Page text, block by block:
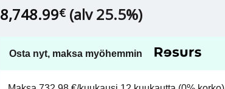
8,748.99€ (alv 25.5%)
Osta nyt, maksa myöhemmin